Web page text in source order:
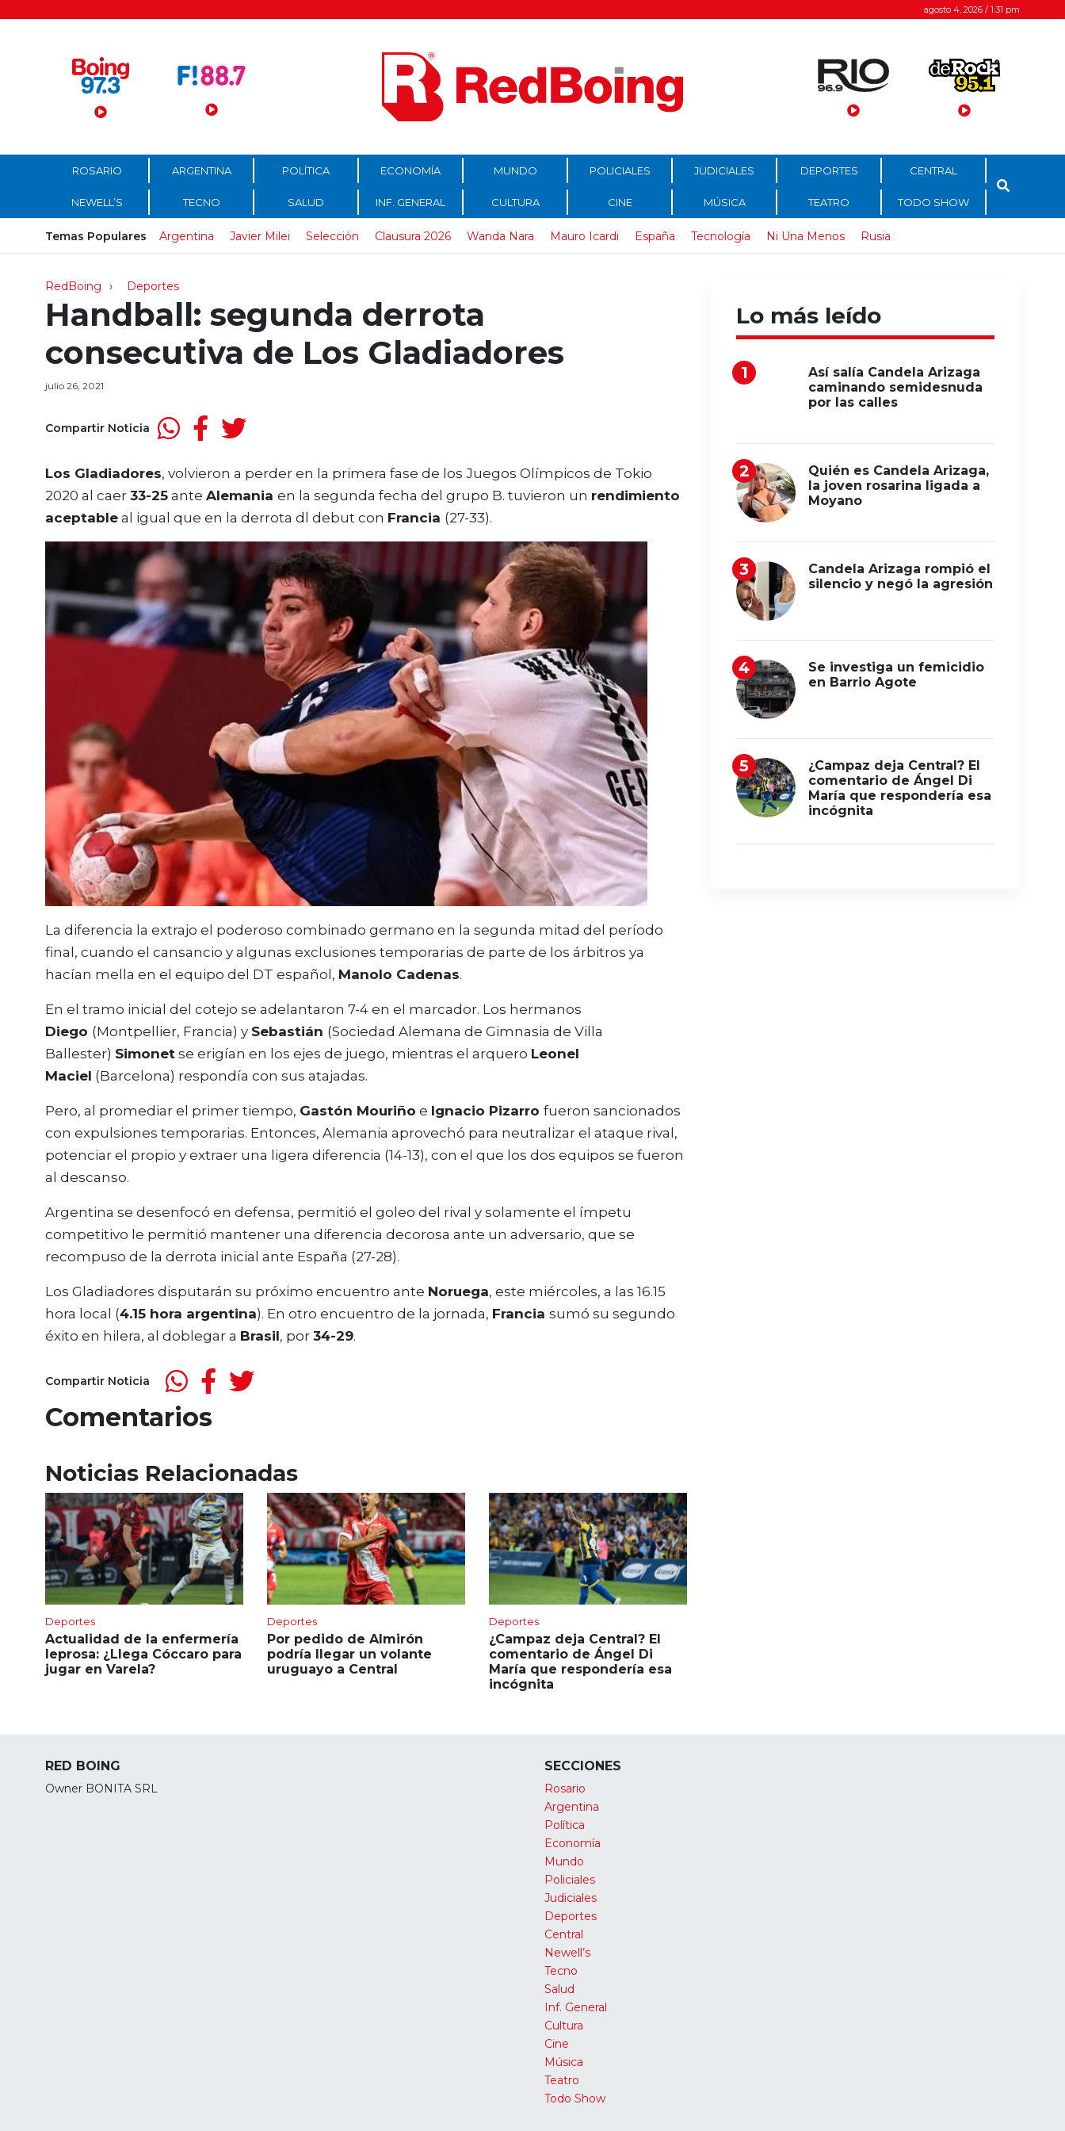
Menú Principal agosto 4, 2026 / 1:31 pm
ROSARIO ARGENTINA POLÍTICA ECONOMÍA MUNDO POLICIALES JUDICIALES DEPORTES CENTRAL
NEWELL’S TECNO SALUD INF. GENERAL CULTURA CINE MÚSICA TEATRO TODO SHOW
Temas Populares Argentina Javier Milei Selección Clausura 2026 Wanda Nara Mauro Icardi España Tecnología Ni Una Menos Rusia
RedBoing Deportes
Handball: segunda derrota
consecutiva de Los Gladiadores
julio 26, 2021
Compartir Noticia
Los Gladiadores, volvieron a perder en la primera fase de los Juegos Olímpicos de Tokio
2020 al caer 33-25 ante Alemania en la segunda fecha del grupo B. tuvieron un rendimiento
aceptable al igual que en la derrota dl debut con Francia (27-33).
La diferencia la extrajo el poderoso combinado germano en la segunda mitad del período
final, cuando el cansancio y algunas exclusiones temporarias de parte de los árbitros ya
hacían mella en el equipo del DT español, Manolo Cadenas.
En el tramo inicial del cotejo se adelantaron 7-4 en el marcador. Los hermanos
Diego (Montpellier, Francia) y Sebastián (Sociedad Alemana de Gimnasia de Villa
Ballester) Simonet se erigían en los ejes de juego, mientras el arquero Leonel
Maciel (Barcelona) respondía con sus atajadas.
Pero, al promediar el primer tiempo, Gastón Mouriño e Ignacio Pizarro fueron sancionados
con expulsiones temporarias. Entonces, Alemania aprovechó para neutralizar el ataque rival,
potenciar el propio y extraer una ligera diferencia (14-13), con el que los dos equipos se fueron
al descanso.
Argentina se desenfocó en defensa, permitió el goleo del rival y solamente el ímpetu
competitivo le permitió mantener una diferencia decorosa ante un adversario, que se
recompuso de la derrota inicial ante España (27-28).
Los Gladiadores disputarán su próximo encuentro ante Noruega, este miércoles, a las 16.15
hora local (4.15 hora argentina). En otro encuentro de la jornada, Francia sumó su segundo
éxito en hilera, al doblegar a Brasil, por 34-29.
Compartir Noticia
Comentarios
Noticias Relacionadas
Deportes
Actualidad de la enfermería
leprosa: ¿Llega Cóccaro para
jugar en Varela?
Deportes
Por pedido de Almirón
podría llegar un volante
uruguayo a Central
Deportes
¿Campaz deja Central? El
comentario de Ángel Di
María que respondería esa
incógnita
Lo más leído
Así salía Candela Arizaga
caminando semidesnuda
por las calles
Quién es Candela Arizaga,
la joven rosarina ligada a
Moyano
Candela Arizaga rompió el
silencio y negó la agresión
Se investiga un femicidio
en Barrio Agote
¿Campaz deja Central? El
comentario de Ángel Di
María que respondería esa
incógnita
RED BOING
Owner BONITA SRL
SECCIONES
Rosario
Argentina
Política
Economía
Mundo
Policiales
Judiciales
Deportes
Central
Newell’s
Tecno
Salud
Inf. General
Cultura
Cine
Música
Teatro
Todo Show